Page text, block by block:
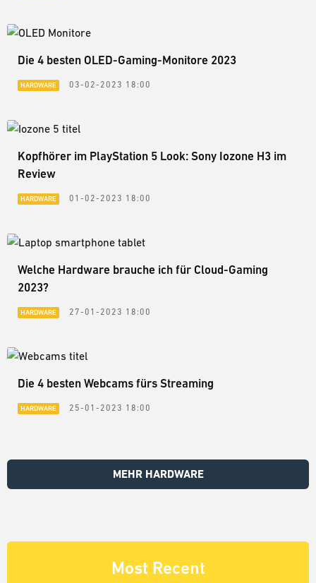
Die 4 besten OLED-Gaming-Monitore 2023
HARDWARE 03-02-2023 18:00
Kopfhörer im PlayStation 5 Look: Sony Iozone H3 im
Review
HARDWARE 01-02-2023 18:00
Welche Hardware brauche ich für Cloud-Gaming
2023?
HARDWARE 27-01-2023 18:00
Die 4 besten Webcams fürs Streaming
HARDWARE 25-01-2023 18:00
MEHR HARDWARE
Most Recent